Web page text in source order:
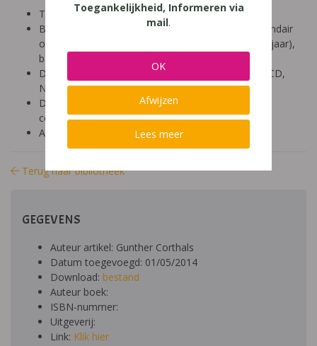
Tool: niet van toepassing
Besproken Leeftijd: basisonderwijs (6-9 jaar), secundair
onderwijs (12-14 jaar), secundair onderwijs (14-18 jaar),
basisonderwijs (9-12 jaar)
Diagnose: ADHD, ADD, autisme/ASS, dyspraxie/DCD,
NLD, Gilles de la Tourette, leerproblemen
Domein: medisch, socio-emotioneel, aandacht en
concentratie, gedrag
Aard: theoretisch
Terug naar bibliotheek
GEGEVENS
Auteur artikel: Gunther Corthals
Datum toegevoegd: 01/05/2014
Download: bestand
Auteur boek:
ISBN-nummer:
Uitgeverij:
Link: Klik hier
Toegankelijkheid, Informeren via
mail.
OK
Afwijzen
Lees meer